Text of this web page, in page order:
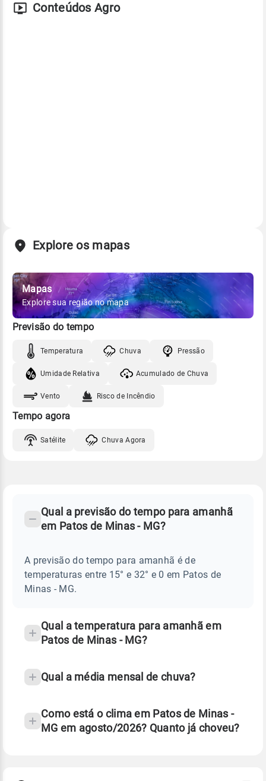
Conteúdos Agro
Explore os mapas
Mapas
Explore sua região no mapa
Previsão do tempo
Temperatura Chuva Pressão
Umidade Relativa Acumulado de Chuva
Vento Risco de Incêndio
Tempo agora
Satélite Chuva Agora
MINAS
Perguntas
sobre
chuva
Qual a previsão do tempo para amanhã
em Patos de Minas - MG?
A previsão do tempo para amanhã é de
temperaturas entre 15° e 32° e 0 em Patos de
Minas - MG.
Qual a temperatura para amanhã em
Patos de Minas - MG?
Qual a média mensal de chuva?
Como está o clima em Patos de Minas -
MG em agosto/2026? Quanto já choveu?